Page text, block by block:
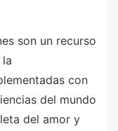
son un recurso
con
del mundo
del amor y